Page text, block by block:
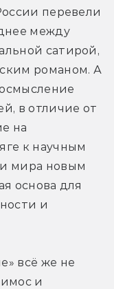
перевели
между
сатирой,
романом. А
в отличие от
на
к научным
мира новым
основа для
и
всё же не
и